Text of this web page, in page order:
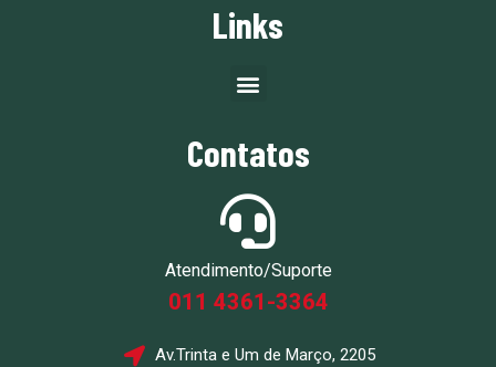
Links
Contatos
Atendimento/Suporte
011 4361-3364
Av.Trinta e Um de Março, 2205